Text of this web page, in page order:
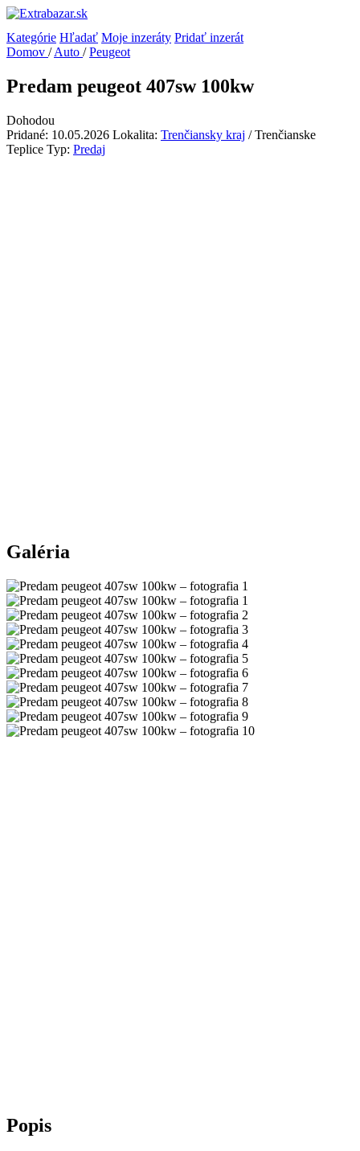
Kategórie Hľadať Moje inzeráty Pridať inzerát
Domov / Auto / Peugeot
Predam peugeot 407sw 100kw
Dohodou
Pridané: 10.05.2026 Lokalita: Trenčiansky kraj / Trenčianske
Teplice Typ: Predaj
Galéria
Popis